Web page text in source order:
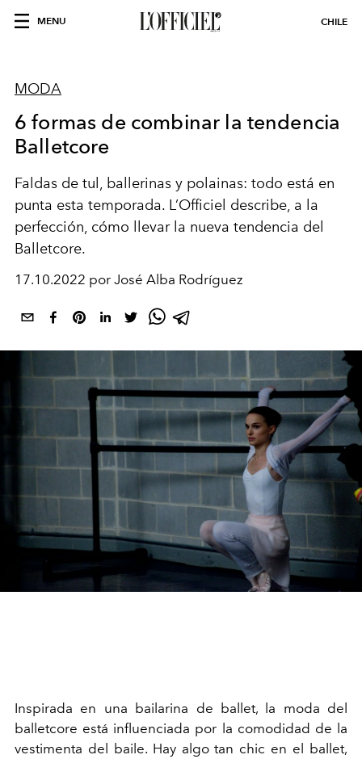
MENU CHILE
MODA
6 formas de combinar la tendencia
Balletcore
Faldas de tul, ballerinas y polainas: todo está en
punta esta temporada. L’Officiel describe, a la
perfección, cómo llevar la nueva tendencia del
Balletcore.
17.10.2022 por José Alba Rodríguez
Inspirada en una bailarina de ballet, la moda del
balletcore está influenciada por la comodidad de la
vestimenta del baile. Hay algo tan chic en el ballet,